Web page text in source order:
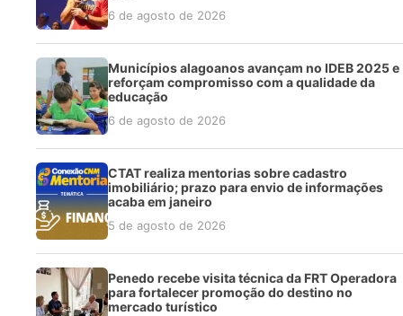
6 de agosto de 2026
Municípios alagoanos avançam no IDEB 2025 e
reforçam compromisso com a qualidade da
educação
6 de agosto de 2026
CTAT realiza mentorias sobre cadastro
imobiliário; prazo para envio de informações
acaba em janeiro
5 de agosto de 2026
Penedo recebe visita técnica da FRT Operadora
para fortalecer promoção do destino no
mercado turístico